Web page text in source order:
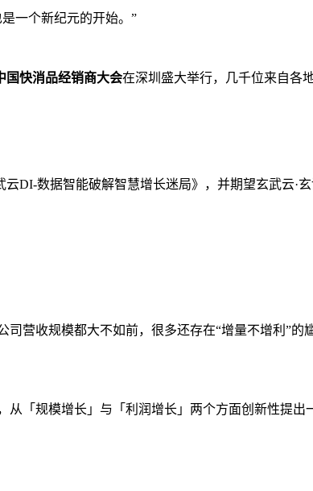
一个新纪元的开始。”
国快消品经销商大会在深圳盛大举行，几千位来自各
DI-数据智能破解智慧增长迷局》，并期望玄武云·
营收规模都大不如前，很多还存在“增量不增利”
从「规模增长」与「利润增长」两个方面创新性提